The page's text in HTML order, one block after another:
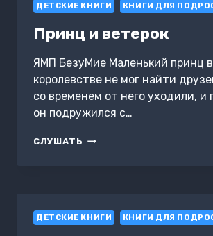
ЧАСТЬ
ДЕТСКИЕ КНИГИ КНИГИ ДЛЯ
Принц и ветерок
ЯМП БезуМие Маленький принц
королевстве не мог найти
со временем от него уходили, и
он подружился с…
СЛУШАТЬ ПРИНЦ
ДЕТСКИЕ КНИГИ КНИГИ ДЛЯ